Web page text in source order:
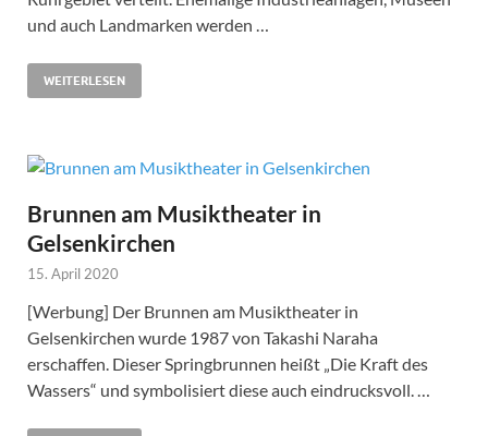
und auch Landmarken werden …
WEITERLESEN
Brunnen am Musiktheater in
Gelsenkirchen
15. April 2020
[Werbung] Der Brunnen am Musiktheater in
Gelsenkirchen wurde 1987 von Takashi Naraha
erschaffen. Dieser Springbrunnen heißt „Die Kraft des
Wassers“ und symbolisiert diese auch eindrucksvoll. …